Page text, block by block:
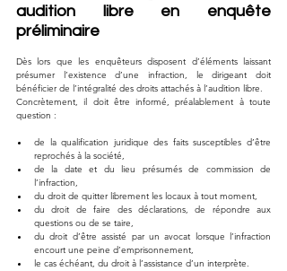
audition libre en enquête
préliminaire
Dès lors que les enquêteurs disposent d’éléments laissant
présumer l’existence d’une infraction, le dirigeant doit
bénéficier de l’intégralité des droits attachés à l’audition libre.
Concrètement, il doit être informé, préalablement à toute
question :
de la qualification juridique des faits susceptibles d’être
reprochés à la société,
de la date et du lieu présumés de commission de
l’infraction,
du droit de quitter librement les locaux à tout moment,
du droit de faire des déclarations, de répondre aux
questions ou de se taire,
du droit d’être assisté par un avocat lorsque l’infraction
encourt une peine d’emprisonnement,
le cas échéant, du droit à l’assistance d’un interprète.